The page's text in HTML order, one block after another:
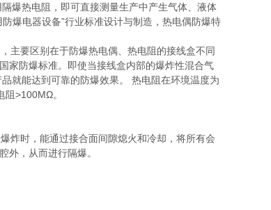
热电阻，即可直接测量生产中产生气体、液体
爆电器设备”行业标准设计与制造，热电偶防爆特
主要区别在于防爆热电偶、热电阻的接线盒不同
家防爆标准。即使当接线盒内部的爆炸性混合气
就能达到可靠的防爆效果。 热电阻在环境温度为
>100MΩ。
炸时，能通过接合面间隙熄火和冷却，将所有会
外，从而进行隔爆。